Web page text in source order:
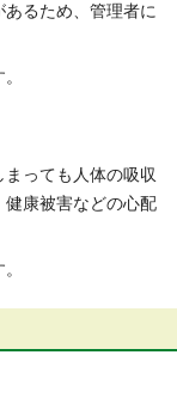
るため、管理者に
っても人体の吸収
康被害などの心配